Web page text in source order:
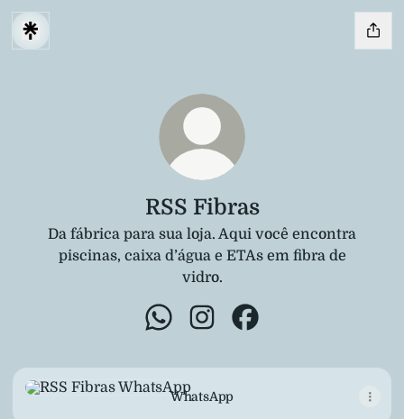
RSS Fibras
Da fábrica para sua loja. Aqui você encontra
piscinas, caixa d’água e ETAs em fibra de
vidro.
WhatsApp